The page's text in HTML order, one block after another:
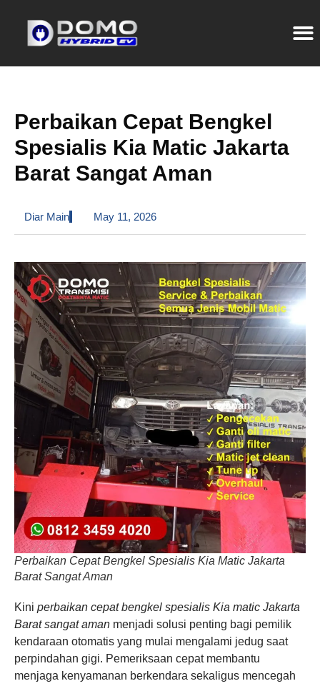
Perbaikan Cepat Bengkel
Spesialis Kia Matic Jakarta
Barat Sangat Aman
Diar Main May 11, 2026
Perbaikan Cepat Bengkel Spesialis Kia Matic Jakarta
Barat Sangat Aman
Kini perbaikan cepat bengkel spesialis Kia matic Jakarta
Barat sangat aman menjadi solusi penting bagi pemilik
kendaraan otomatis yang mulai mengalami jedug saat
perpindahan gigi. Pemeriksaan cepat membantu
menjaga kenyamanan berkendara sekaligus mencegah